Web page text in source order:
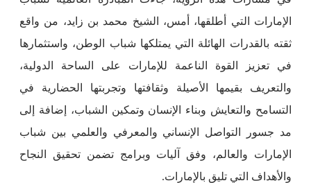
الإمارات التي أطلقها، أمس، الشيخ محمد بن زايد، من واقع
ثقته بالقدرات الهائلة التي يمتلكها شباب الوطن، واستثمارها
في تعزيز القوة الناعمة للإمارات على الساحة الدولية،
والتعريف بقيمها الأصيلة وثقافتها وتجربتها الحضارية في
التسامح والتعايش وبناء الإنسان وتمكين الشباب، إضافة إلى
مد جسور التواصل الإنساني والمعرفي والعلمي بين شباب
الإمارات والعالم، وفق آليات وبرامج تضمن تحقيق النجاح
والأهداف التي تليق بالإمارات.